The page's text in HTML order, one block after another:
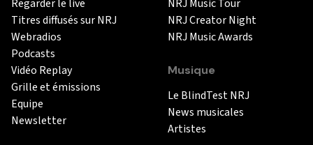
Regarder le live
Titres diffusés sur NRJ
Webradios
Podcasts
Vidéo Replay
Grille et émissions
Equipe
Newsletter
NRJ Music Tour
NRJ Creator Night
NRJ Music Awards
Musique
Le BlindTest NRJ
News musicales
Artistes